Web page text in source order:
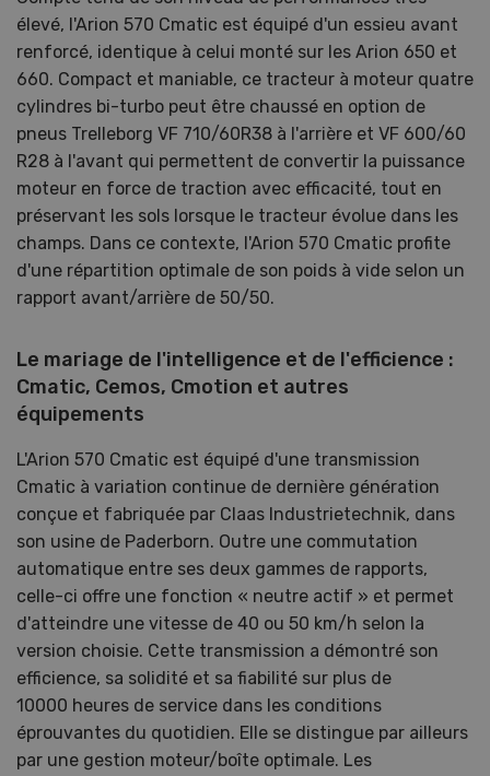
élevé, l'Arion 570 Cmatic est équipé d'un essieu avant
renforcé, identique à celui monté sur les Arion 650 et
660. Compact et maniable, ce tracteur à moteur quatre
cylindres bi-turbo peut être chaussé en option de
pneus Trelleborg VF 710/60R38 à l'arrière et VF 600/60
R28 à l'avant qui permettent de convertir la puissance
moteur en force de traction avec efficacité, tout en
préservant les sols lorsque le tracteur évolue dans les
champs. Dans ce contexte, l'Arion 570 Cmatic profite
d'une répartition optimale de son poids à vide selon un
rapport avant/arrière de 50/50.
Le mariage de l'intelligence et de l'efficience :
Cmatic, Cemos, Cmotion et autres
équipements
L'Arion 570 Cmatic est équipé d'une transmission
Cmatic à variation continue de dernière génération
conçue et fabriquée par Claas Industrietechnik, dans
son usine de Paderborn. Outre une commutation
automatique entre ses deux gammes de rapports,
celle-ci offre une fonction « neutre actif » et permet
d'atteindre une vitesse de 40 ou 50 km/h selon la
version choisie. Cette transmission a démontré son
efficience, sa solidité et sa fiabilité sur plus de
10000 heures de service dans les conditions
éprouvantes du quotidien. Elle se distingue par ailleurs
par une gestion moteur/boîte optimale. Les